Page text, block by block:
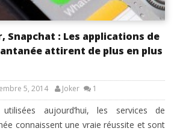
Snapchat : Les applications de
attirent de plus en plus
5, 2014 Joker 1
aujourd’hui, les services de
connaissent une vraie réussite et sont